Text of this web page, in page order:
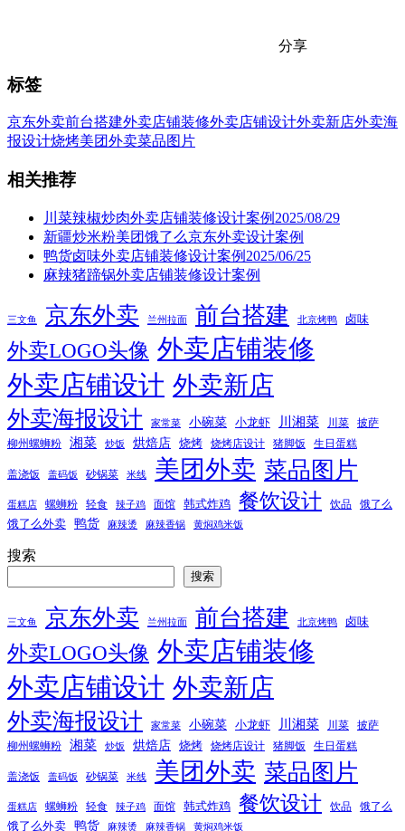
分享
标签
京东外卖前台搭建外卖店铺装修外卖店铺设计外卖新店外卖海
报设计烧烤美团外卖菜品图片
相关推荐
川菜辣椒炒肉外卖店铺装修设计案例2025/08/29
新疆炒米粉美团饿了么京东外卖设计案例
鸭货卤味外卖店铺装修设计案例2025/06/25
麻辣猪蹄锅外卖店铺装修设计案例
三文鱼 京东外卖 兰州拉面 前台搭建 北京烤鸭 卤味
外卖LOGO头像 外卖店铺装修
外卖店铺设计 外卖新店
外卖海报设计 家常菜 小碗菜 小龙虾 川湘菜 川菜
披萨
柳州螺蛳粉
湘菜 炒饭 烘焙店 烧烤 烧烤店设计 猪脚饭 生日蛋糕
盖浇饭 盖码饭 砂锅菜 米线 美团外卖 菜品图片
蛋糕店 螺蛳粉 轻食 辣子鸡 面馆 韩式炸鸡 餐饮设计 饮品 饿了么
饿了么外卖 鸭货 麻辣烫 麻辣香锅 黄焖鸡米饭
搜索
搜索
三文鱼 京东外卖 兰州拉面 前台搭建 北京烤鸭 卤味
外卖LOGO头像 外卖店铺装修
外卖店铺设计 外卖新店
外卖海报设计 家常菜 小碗菜 小龙虾 川湘菜 川菜
披萨
柳州螺蛳粉
湘菜 炒饭 烘焙店 烧烤 烧烤店设计 猪脚饭 生日蛋糕
盖浇饭 盖码饭 砂锅菜 米线 美团外卖 菜品图片
蛋糕店 螺蛳粉 轻食 辣子鸡 面馆 韩式炸鸡 餐饮设计 饮品 饿了么
饿了么外卖 鸭货 麻辣烫 麻辣香锅 黄焖鸡米饭